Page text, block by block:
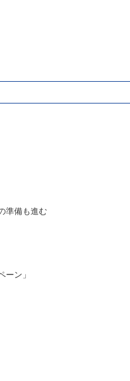
準備も進む
ーン」